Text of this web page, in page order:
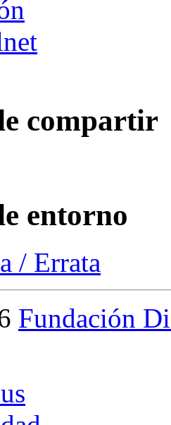
compartir
entorno
/ Errata
Fundación